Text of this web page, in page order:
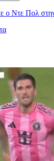
ο Ντε Πολ